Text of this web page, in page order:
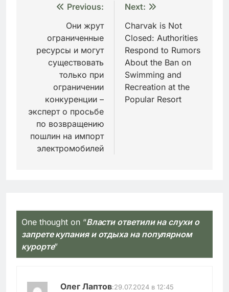
Навигация
записям
Previous:
Они жрут
ограниченные
ресурсы и могут
существовать
только при
ограничении
конкуренции –
эксперт о просьбе
по возвращению
пошлин на импорт
электромобилей
Next:
Charvak is Not
Closed: Authorities
Respond to Rumors
About the Ban on
Swimming and
Recreation at the
Popular Resort
One thought on “Власти ответили на слухи о
запрете купания и отдыха на популярном
курорте”
Олег Лаптов:29.07.2024 в 12:45